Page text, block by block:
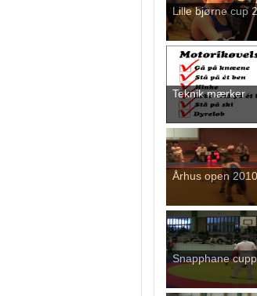
Lille bjørne cup
Teknik mærker
Århus open 2010
Snapphane